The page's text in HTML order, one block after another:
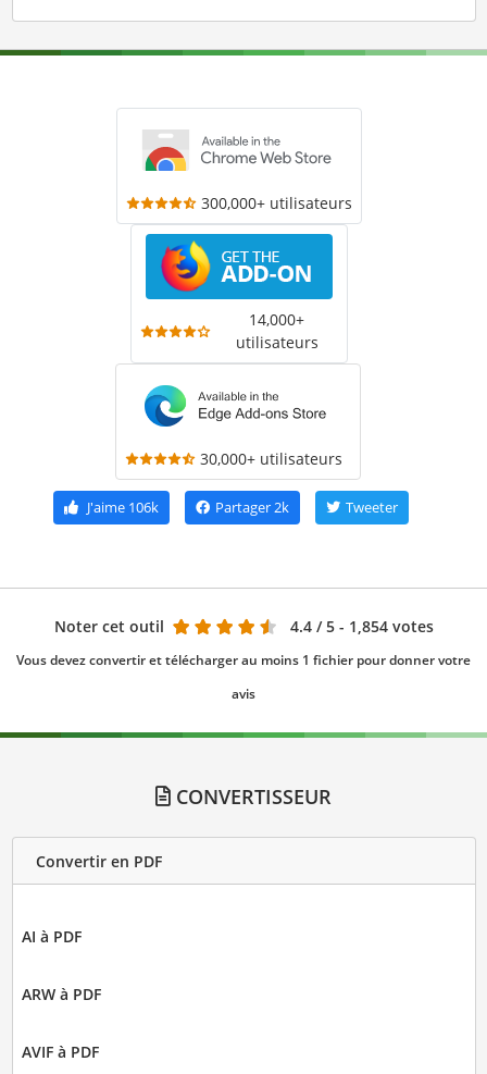
300,000+ utilisateurs
14,000+
utilisateurs
30,000+ utilisateurs
J'aime106k Partager2k Tweeter
Noter cet outil 4.4 / 5 - 1,854 votes
Vous devez convertir et télécharger au moins 1 fichier pour donner votre
avis
CONVERTISSEUR
Convertir en PDF
AI à PDF
ARW à PDF
AVIF à PDF